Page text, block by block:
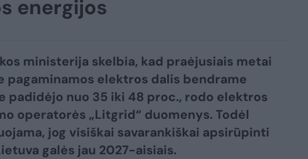
energijos
ministerija skelbia, kad praėjusiais metai
pagaminamos elektros dalis bendrame
padidėjo nuo 35 iki 48 proc., rodo elektros
operatorės „Litgrid“ duomenys. Todėl
jog visiškai savarankiškai apsirūpinti
galės jau 2027-aisiais.